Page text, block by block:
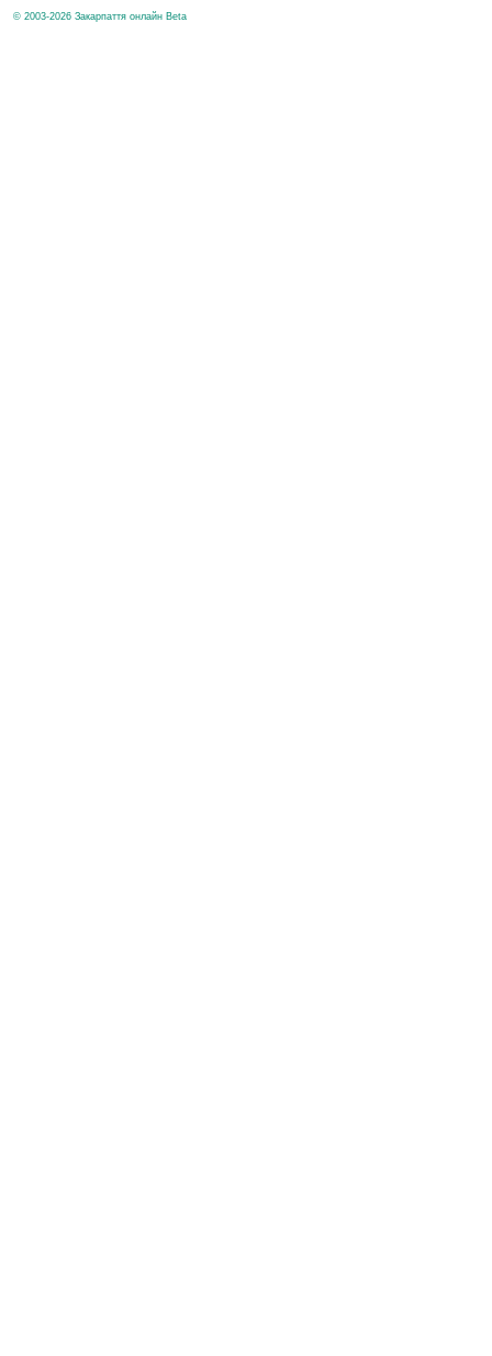
© 2003-2026 Закарпаття онлайн Beta